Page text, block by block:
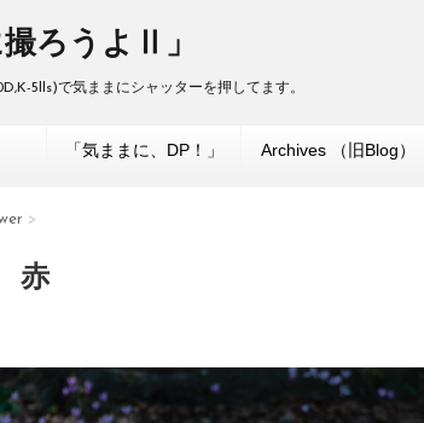
撮ろうよⅡ」
5lls)で気ままにシャッターを押してます。
「気ままに、DP！」 Archives （旧Blog）
>
赤